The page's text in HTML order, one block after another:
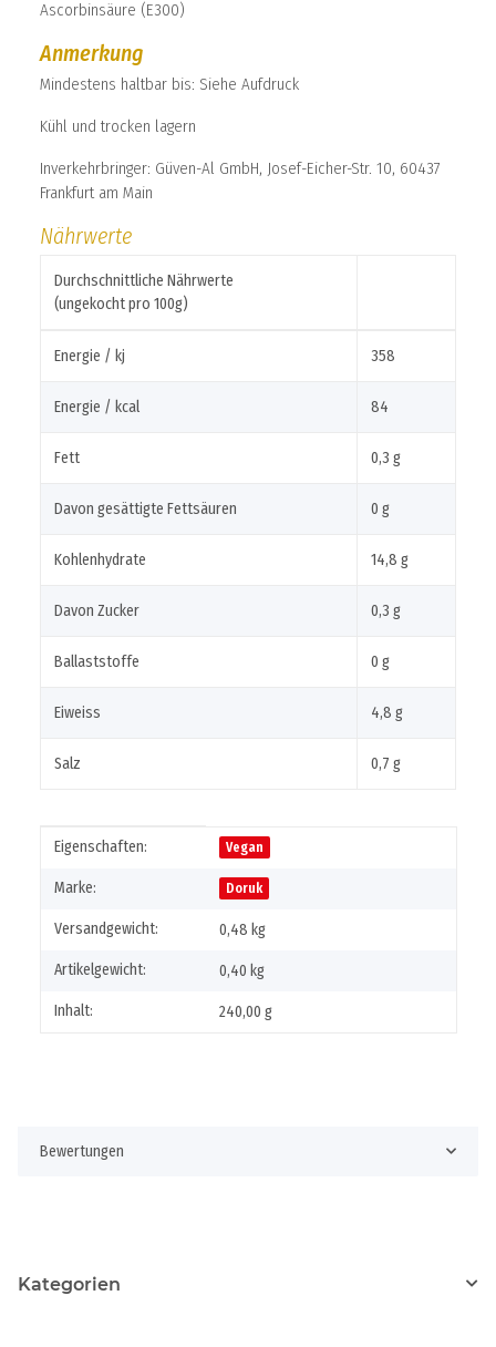
Ascorbinsäure (E300)
Anmerkung
Mindestens haltbar bis: Siehe Aufdruck
Kühl und trocken lagern
Inverkehrbringer: Güven-Al GmbH, Josef-Eicher-Str. 10, 60437
Frankfurt am Main
Nährwerte
Durchschnittliche Nährwerte
(ungekocht pro 100g)
Energie / kj 358
Energie / kcal 84
Fett 0,3 g
Davon gesättigte Fettsäuren 0 g
Kohlenhydrate 14,8 g
Davon Zucker 0,3 g
Ballaststoffe 0 g
Eiweiss 4,8 g
Salz 0,7 g
Produkteigenschaft
Wert
Eigenschaften: Vegan
Marke: Doruk
Versandgewicht: 0,48 kg
Artikelgewicht: 0,40 kg
Inhalt: 240,00 g
Bewertungen
Kategorien